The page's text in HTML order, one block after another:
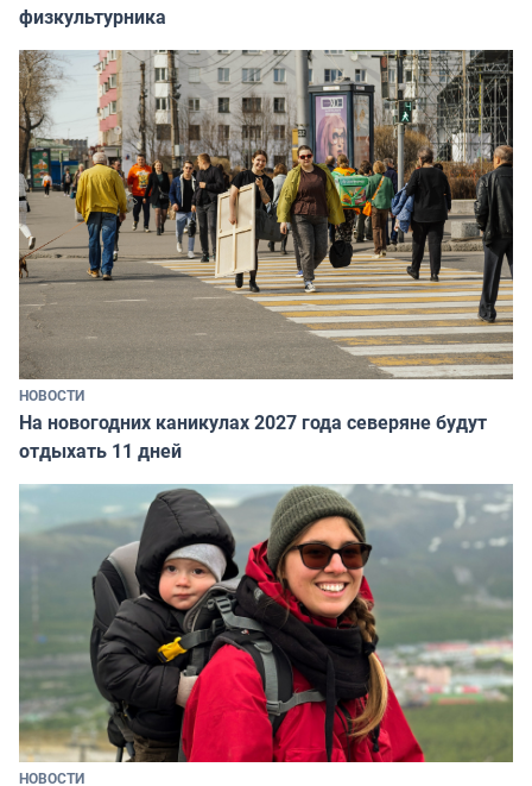
физкультурника
НОВОСТИ
На новогодних каникулах 2027 года северяне будут
отдыхать 11 дней
НОВОСТИ